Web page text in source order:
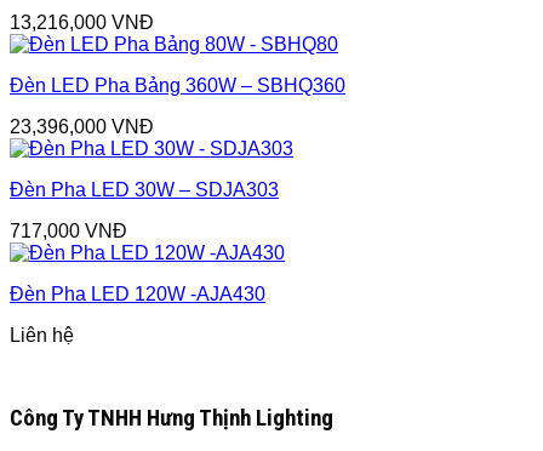
13,216,000 VNĐ
Đèn LED Pha Bảng 360W – SBHQ360
23,396,000 VNĐ
Đèn Pha LED 30W – SDJA303
717,000 VNĐ
Đèn Pha LED 120W -AJA430
Liên hệ
Công Ty TNHH Hưng Thịnh Lighting